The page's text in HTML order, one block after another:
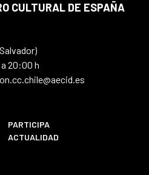
CULTURAL DE ESPAÑA
20:00 h
PARTICIPA
ACTUALIDAD